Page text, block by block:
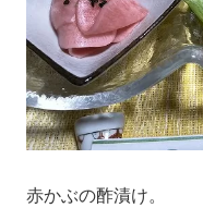
赤かぶの酢漬け。